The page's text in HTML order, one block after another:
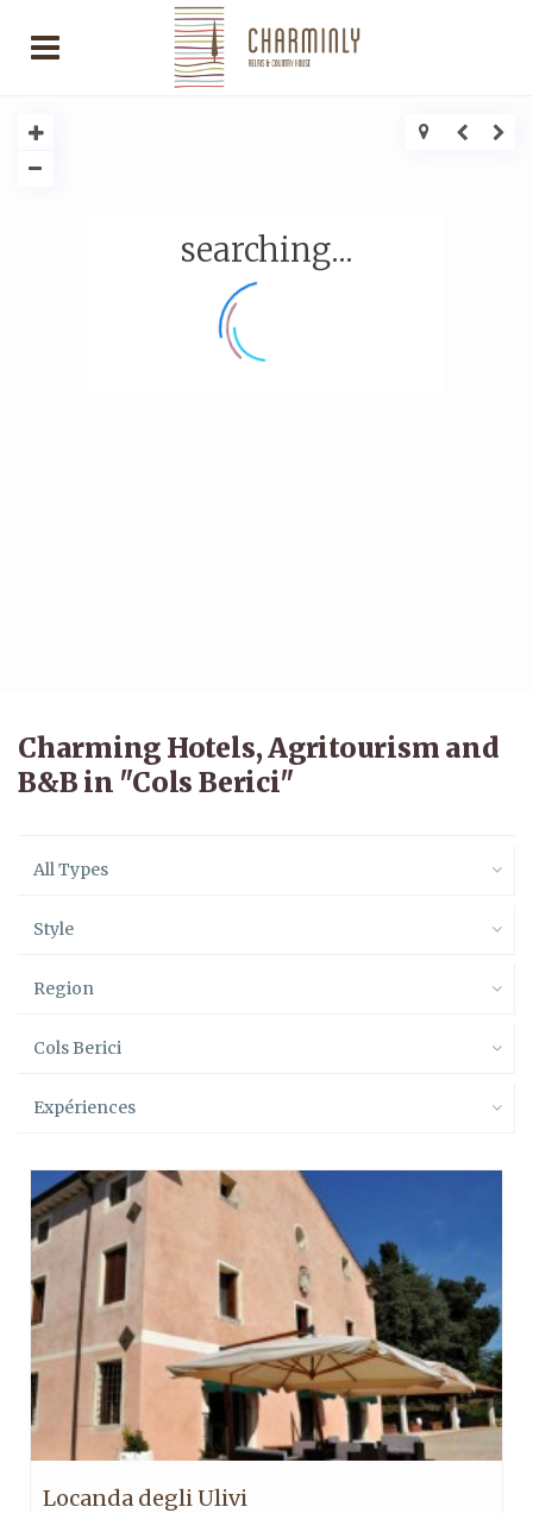
searching...
Charming Hotels, Agritourism and
B&B in "Cols Berici"
All Types
Style
Region
Cols Berici
Expériences
Locanda degli Ulivi